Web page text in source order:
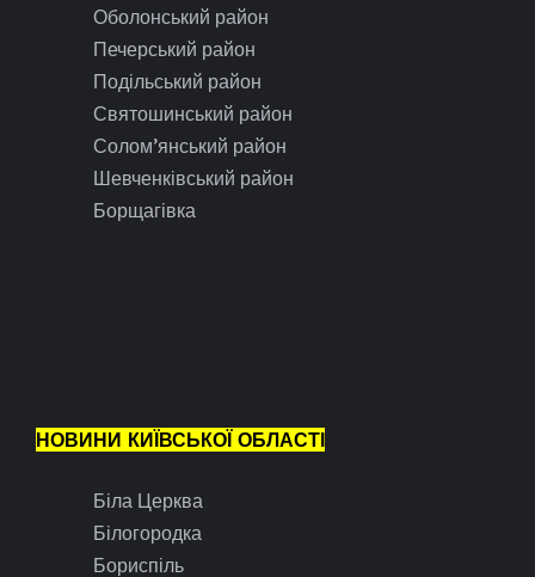
Оболонський район
Печерський район
Подільський район
Святошинський район
Солом’янський район
Шевченківський район
Борщагівка
НОВИНИ КИЇВСЬКОЇ ОБЛАСТІ
Біла Церква
Білогородка
Бориспіль